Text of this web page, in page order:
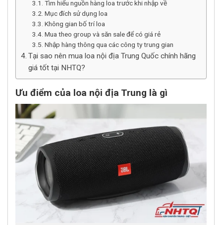
Tìm hiểu nguồn hàng loa trước khi nhập về
Mục đích sử dụng loa
Không gian bố trí loa
Mua theo group và săn sale để có giá rẻ
Nhập hàng thông qua các công ty trung gian
Tại sao nên mua loa nội địa Trung Quốc chính hãng
giá tốt tại NHTQ?
Ưu điểm của loa nội địa Trung là gì